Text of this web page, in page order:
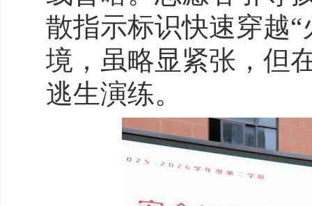
散指示标识快速穿越
境，虽略显紧张，但
逃生演练。